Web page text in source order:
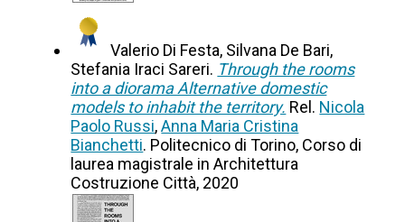
Valerio Di Festa, Silvana De Bari,
Stefania Iraci Sareri. Through the rooms
into a diorama Alternative domestic
models to inhabit the territory. Rel. Nicola
Paolo Russi,Anna Maria Cristina
Bianchetti. Politecnico di Torino, Corso di
laurea magistrale in Architettura
Costruzione Città, 2020